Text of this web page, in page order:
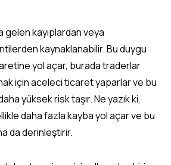
gelen kayıplardan veya
kaynaklanabilir. Bu duygu
yol açar, burada traderlar
için aceleci ticaret yaparlar ve bu
yüksek risk taşır. Ne yazık ki,
daha fazla kayba yol açar ve bu
da derinleştirir.